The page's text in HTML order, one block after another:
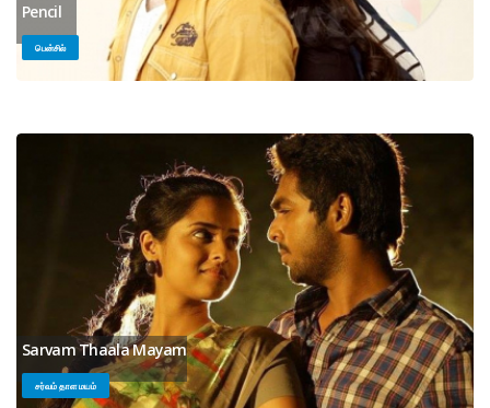
Pencil
பென்சில்
Sarvam Thaala Mayam
சர்வம் தாள மயம்